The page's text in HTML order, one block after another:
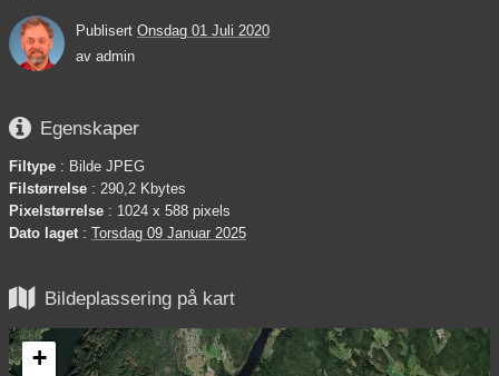
Publisert Onsdag 01 Juli 2020
av admin
 Egenskaper
Filtype : Bilde JPEG
Filstørrelse : 290,2 Kbytes
Pixelstørrelse : 1024 x 588 pixels
Dato laget: Torsdag 09 Januar 2025
 Bildeplassering på kart
+